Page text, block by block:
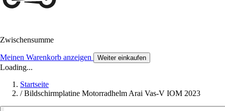
Zwischensumme
Meinen Warenkorb anzeigen Weiter einkaufen
Loading...
Startseite
/ Bildschirmplatine Motorradhelm Arai Vas-V IOM 2023